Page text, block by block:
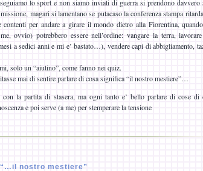
lo sport e non siamo inviati di guerra si prendono davvero
magari si lamentano se putacaso la conferenza stampa
contenti per andare a girare il mondo dietro alla Fiorentina,
ovvio) potrebbero essere nell’ordine: vangare la terra,
a sedici anni e mi e’ bastato…), vendere capi di abbigliamento,
solo un “aiutino”, come fanno nei quiz.
mai di sentire parlare di cosa significa “il nostro mestiere”…
la partita di stasera, ma ogni tanto e’ bello parlare di cose di
e poi serve (a me) per stemperare la tensione
nostro mestiere”